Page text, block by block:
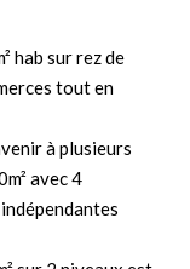
hab sur rez de
tout en
à plusieurs
avec 4